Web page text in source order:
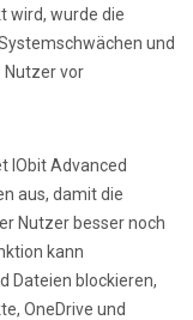
wird, wurde die
und
Nutzer vor
IObit Advanced
aus, damit die
Nutzer besser noch
kann
Dateien blockieren,
OneDrive und